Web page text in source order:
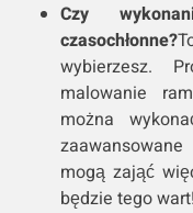
Czy
czasochłonne?
wybierzesz.
malowanie
można
mogą zająć
będzie tego wart!